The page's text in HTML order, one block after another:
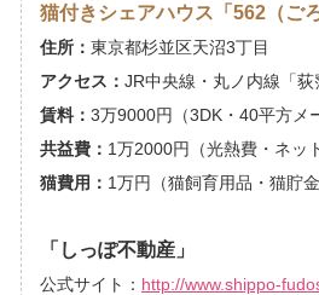
猫付きシェアハウス「562（ご
住所： 東京都杉並区天沼3丁目
アクセス： JR中央線・丸ノ内線「
賃料： 3万9000円（3DK・40平方メ
共益費： 1万2000円（光熱費・ネッ
猫費用： 1万円（猫飼育用品・猫貯
「しっぽ不動産」
公式サイト： http://www.shippo-